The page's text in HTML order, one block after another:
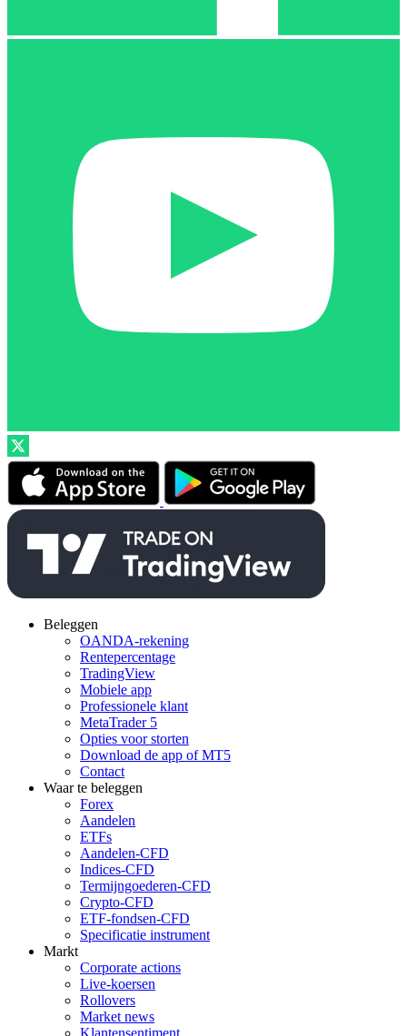
Beleggen
OANDA-rekening
Rentepercentage
TradingView
Mobiele app
Professionele klant
MetaTrader 5
Opties voor storten
Download de app of MT5
Contact
Waar te beleggen
Forex
Aandelen
ETFs
Aandelen-CFD
Indices-CFD
Termijngoederen-CFD
Crypto-CFD
ETF-fondsen-CFD
Specificatie instrument
Markt
Corporate actions
Live-koersen
Rollovers
Market news
Klantensentiment